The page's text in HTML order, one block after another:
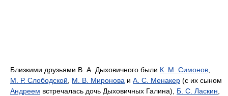
Близкими друзьями В. А. Дыховичного были К. М. Симонов,
М. Р. Слободской, М. В. Миронова и А. С. Менакер (с их сыном
Андреем встречалась дочь Дыховичных Галина), Б. С. Ласкин,